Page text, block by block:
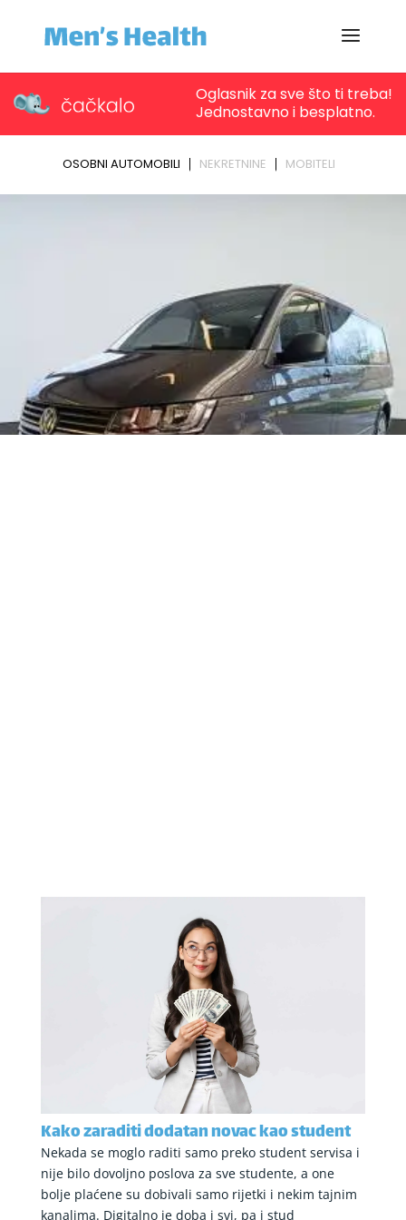
Kako zaraditi dodatan novac kao student
Nekada se moglo raditi samo preko student servisa i
nije bilo dovoljno poslova za sve studente, a one
bolje plaćene su dobivali samo rijetki i nekim tajnim
kanalima. Digitalno je doba i svi, pa i stud